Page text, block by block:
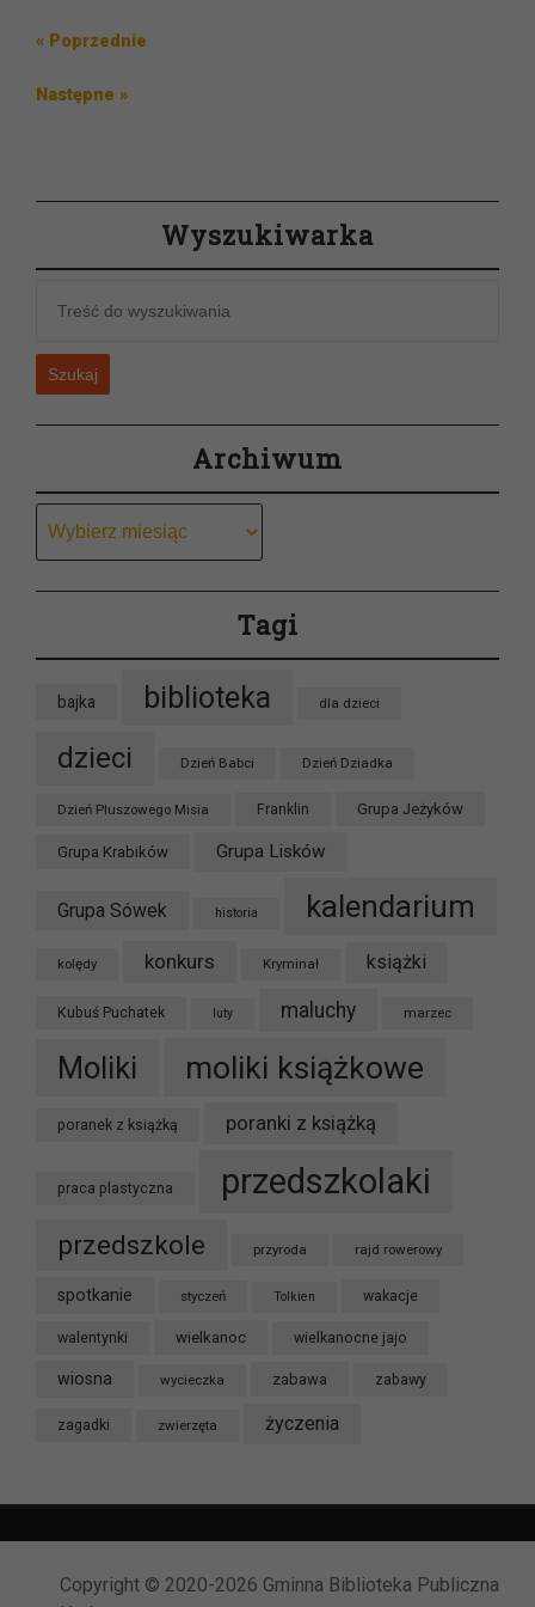
Nawigacja
Poprzedni
« Poprzednie
Następny
Następne »
Wyszukiwarka
Szukaj
Archiwum
Tagi
bajka biblioteka dla dzieci
dzieci Dzień Babci Dzień Dziadka
Dzień Pluszowego Misia Franklin Grupa Jeżyków
Grupa Krabików Grupa Lisków
Grupa Sówek historia kalendarium
kolędy konkurs Kryminał książki
Kubuś Puchatek luty maluchy marzec
Moliki moliki książkowe
poranek z książką poranki z książką
praca plastyczna przedszkolaki
przedszkole przyroda rajd rowerowy
spotkanie styczeń Tolkien wakacje
walentynki wielkanoc wielkanocne jajo
wiosna wycieczka zabawa zabawy
zagadki zwierzęta życzenia
Copyright © 2020-2026 Gminna Biblioteka Publiczna